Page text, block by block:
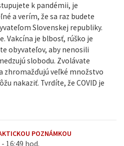
k pandémii, je
a verím, že sa raz budete
Slovenskej republiky.
Vakcína je blbosť, rúško je
obyvateľov, aby nenosili
slobodu. Zvolávate
zhromažďujú veľké množstvo
nakaziť. Tvrdíte, že COVID je
POZNÁMKOU
16:49 hod.